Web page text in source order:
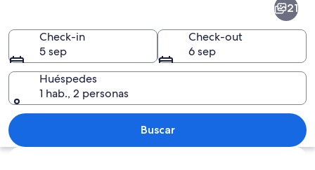
Una carretera con un cartel que dice
21
Check-in
5 sep
Check-out
6 sep
Huéspedes
1 hab., 2 personas
Buscar
Explorar mapa